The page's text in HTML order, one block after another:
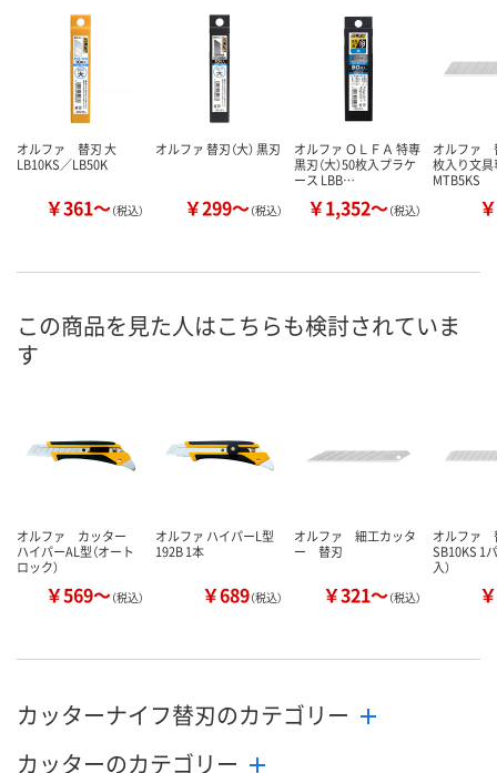
オルファ 替刃 大
LB10KS／LB50K
￥361～（税込）
オルファ 替刃（大） 黒刃
￥299～（税込）
オルファ ＯＬＦＡ 特専
黒刃（大）50枚入プラケ
ース LBB…
￥1,352～（税込）
オルファ
枚入り文
MTB5KS
この商品を見た人はこちらも検討されていま
す
オルファ カッター
ハイパーAL型（オート
ロック）
￥569～（税込）
オルファ ハイパーL型
192B 1本
￥689（税込）
オルファ 細工カッタ
ー 替刃
￥321～（税込）
オルフ
SB10KS 1
入）
カッターナイフ替刃のカテゴリー
カッターのカテゴリー